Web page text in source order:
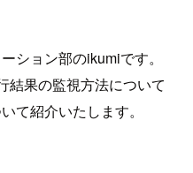
ション部のikumiです。
結果の監視方法について
て紹介いたします。